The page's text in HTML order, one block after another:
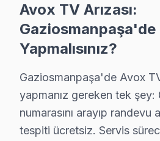
Gaziosmanpaşa Servis
· Gaziosmanpaşa'de
· Müşteri memnuniyeti
· Tüm işlemler2 yıl garantili
Bu sayfayla ilgili hizmet sayfaları:
Avox TV Arızası:
Gaziosmanpaşa'de
Yapmalısınız?
Gaziosmanpaşa'de Avox
yapmanız gereken tek şey:
numarasını arayıp randevu
tespiti ücretsiz. Servis